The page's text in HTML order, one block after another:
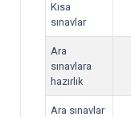
Kısa
sınavlar
Ara
sınavlara
hazırlık
Ara sınavlar